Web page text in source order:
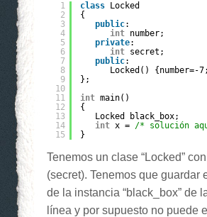
1
2
3
4
5
6
7
8
9
10
11
12
13
14
15
class
Locked
{
public:
int number;
private:
int secret;
public:
Locked() {number=-
};
int main()
{
Locked black_box;
int x = /* solución
}
Tenemos un clase “Locked”
(secret). Tenemos que guardar
de la instancia “black_box” de
línea y por supuesto no puede